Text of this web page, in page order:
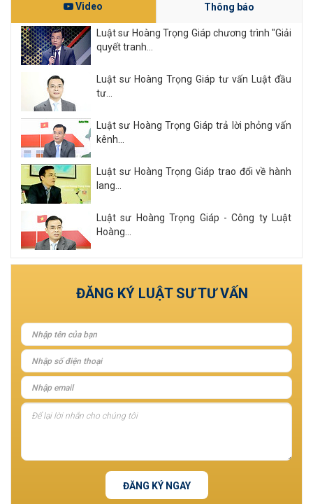
Video Thông báo
Luật sư Hoàng Trọng Giáp chương trình "Giải
quyết tranh...
Luật sư Hoàng Trọng Giáp tư vấn Luật đầu
tư...
Luật sư Hoàng Trọng Giáp trả lời phỏng vấn
kênh...
Luật sư Hoàng Trọng Giáp trao đổi về hành
lang...
Luật sư Hoàng Trọng Giáp - Công ty Luật
Hoàng...
Xem tất cả
ĐĂNG KÝ LUẬT SƯ TƯ VẤN
ĐĂNG KÝ NGAY